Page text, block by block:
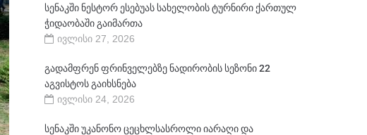
სენაკში ნესტორ ესებუას სახელობის ტურნირი ქართულ
ჭიდაობაში გაიმართა
ივლისი 27, 2026
გადამფრენ ფრინველებზე ნადირობის სეზონი 22
აგვისტოს გაიხსნება
ივლისი 24, 2026
სენაკში უკანონო ცეცხლსასროლი იარაღი და